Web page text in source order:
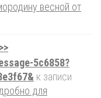
весной от
5c6858?
к записи
для